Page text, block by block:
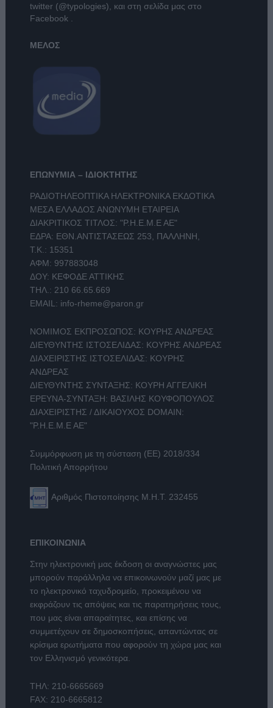
twitter (@typologies), και στη σελίδα μας στο
Facebook .
ΜΕΛΟΣ
ΕΠΩΝΥΜΙΑ – ΙΔΙΟΚΤΗΤΗΣ
ΡΑΔΙΟΤΗΛΕΟΠΤΙΚΑ ΗΛΕΚΤΡΟΝΙΚΑ ΕΚΔΟΤΙΚΑ
ΜΕΣΑ ΕΛΛΑΔΟΣ ΑΝΩΝΥΜΗ ΕΤΑΙΡΕΙΑ
ΔΙΑΚΡΙΤΙΚΟΣ ΤΙΤΛΟΣ: "Ρ.Η.Ε.Μ.Ε ΑΕ"
ΕΔΡΑ: ΕΘΝ.ΑΝΤΙΣΤΑΣΕΩΣ 253, ΠΑΛΛΗΝΗ,
Τ.Κ.: 15351
ΑΦΜ: 997883048
ΔΟΥ: ΚΕΦΟΔΕ ΑΤΤΙΚΗΣ
ΤΗΛ.: 210 66.65.669
EMAIL: info-rheme@paron.gr
ΝΟΜΙΜΟΣ ΕΚΠΡΟΣΩΠΟΣ: ΚΟΥΡΗΣ ΑΝΔΡΕΑΣ
ΔΙΕΥΘΥΝΤΗΣ ΙΣΤΟΣΕΛΙΔΑΣ: ΚΟΥΡΗΣ ΑΝΔΡΕΑΣ
ΔΙΑΧΕΙΡΙΣΤΗΣ ΙΣΤΟΣΕΛΙΔΑΣ: ΚΟΥΡΗΣ
ΑΝΔΡΕΑΣ
ΔΙΕΥΘΥΝΤΗΣ ΣΥΝΤΑΞΗΣ: ΚΟΥΡΗ ΑΓΓΕΛΙΚΗ
ΕΡΕΥΝΑ-ΣΥΝΤΑΞΗ: ΒΑΣΙΛΗΣ ΚΟΥΦΟΠΟΥΛΟΣ
ΔΙΑΧΕΙΡΙΣΤΗΣ / ΔΙΚΑΙΟΥΧΟΣ DOMAIN:
"Ρ.Η.Ε.Μ.Ε ΑΕ"
Συμμόρφωση με τη σύσταση (ΕΕ) 2018/334
Πολιτική Απορρήτου
Αριθμός Πιστοποίησης Μ.Η.Τ. 232455
ΕΠΙΚΟΙΝΩΝΙΑ
Στην ηλεκτρονική μας έκδοση οι αναγνώστες μας
μπορούν παράλληλα να επικοινωνούν μαζί μας με
το ηλεκτρονικό ταχυδρομείο, προκειμένου να
εκφράζουν τις απόψεις και τις παρατηρήσεις τους,
που μας είναι απαραίτητες, και επίσης να
συμμετέχουν σε δημοσκοπήσεις, απαντώντας σε
κρίσιμα ερωτήματα που αφορούν τη χώρα μας και
τον Ελληνισμό γενικότερα.
ΤΗΛ: 210-6665669
FAX: 210-6665812